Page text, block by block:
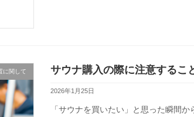
に関して サウナ購入の際に注意するこ
2026年1月25日
「サウナを買いたい」と思った瞬間